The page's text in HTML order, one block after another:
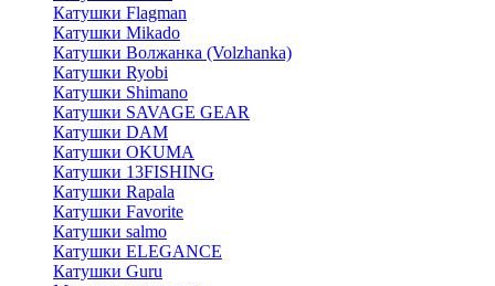
Катушки Flagman
Катушки Mikado
Катушки Волжанка (Volzhanka)
Катушки Ryobi
Катушки Shimano
Катушки SAVAGE GEAR
Катушки DAM
Катушки OKUMA
Катушки 13FISHING
Катушки Rapala
Катушки Favorite
Катушки salmo
Катушки ELEGANCE
Катушки Guru